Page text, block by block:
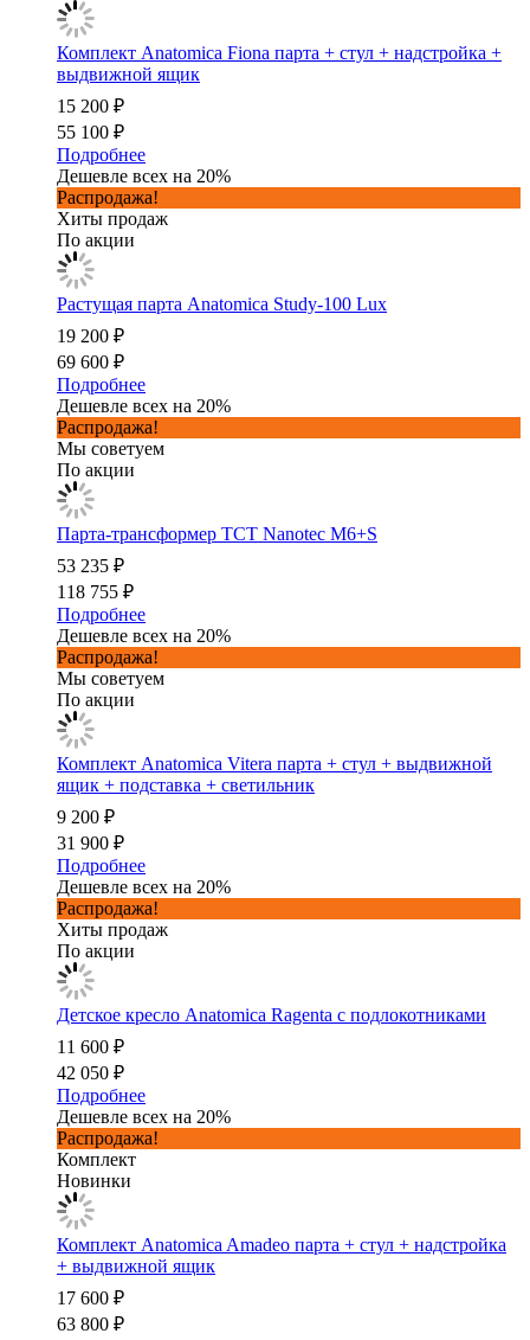
Комплект Anatomica Fiona парта + стул + надстройка +
выдвижной ящик
15 200 ₽
55 100 ₽
Подробнее
Дешевле всех на 20%
Распродажа!
Хиты продаж
По акции
Растущая парта Anatomica Study-100 Lux
19 200 ₽
69 600 ₽
Подробнее
Дешевле всех на 20%
Распродажа!
Мы советуем
По акции
Парта-трансформер TCT Nanotec M6+S
53 235 ₽
118 755 ₽
Подробнее
Дешевле всех на 20%
Распродажа!
Мы советуем
По акции
Комплект Anatomica Vitera парта + стул + выдвижной
ящик + подставка + светильник
9 200 ₽
31 900 ₽
Подробнее
Дешевле всех на 20%
Распродажа!
Хиты продаж
По акции
Детское кресло Anatomica Ragenta с подлокотниками
11 600 ₽
42 050 ₽
Подробнее
Дешевле всех на 20%
Распродажа!
Комплект
Новинки
Комплект Anatomica Amadeo парта + стул + надстройка
+ выдвижной ящик
17 600 ₽
63 800 ₽